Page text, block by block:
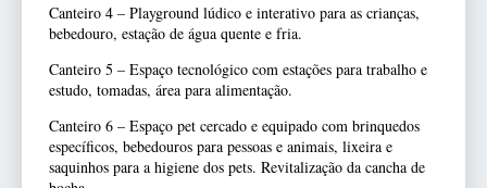
Canteiro 4 – Playground lúdico e interativo para as crianças,
bebedouro, estação de água quente e fria.
Canteiro 5 – Espaço tecnológico com estações para trabalho e
estudo, tomadas, área para alimentação.
Canteiro 6 – Espaço pet cercado e equipado com brinquedos
específicos, bebedouros para pessoas e animais, lixeira e
saquinhos para a higiene dos pets. Revitalização da cancha de